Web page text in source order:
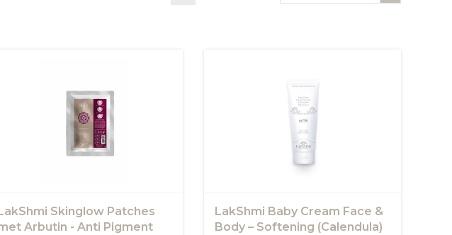
Skinglow Patches
Arbutin - Anti Pigment
LakShmi Baby Cream Face &
Body – Softening (Calendula)